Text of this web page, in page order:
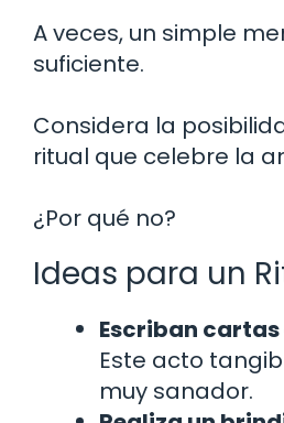
A veces, un simple
suficiente.
Considera la
ritual que celebre la
¿Por qué no?
Ideas para un
Escriban
Este acto
muy sanador.